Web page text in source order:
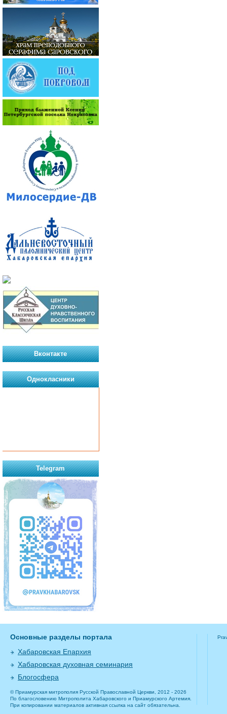
Вконтакте
Однокласники
Telegram
Основные разделы портала
Хабаровская Епархия
Хабаровская духовная семинария
Блогосфера
© Приамурская митрополия Русской Православной Церкви, 2012 - 2026
По благословению Митрополита Хабаровского и Приамурского Артемия.
При копировании материалов активная ссылка на сайт обязательна.